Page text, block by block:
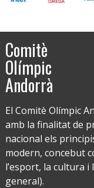
Comitè
Olímpic
Andorrà
El Comitè Olímpic
amb la finalitat de
nacional els
modern, concebut
l’esport, la cultura i
general).